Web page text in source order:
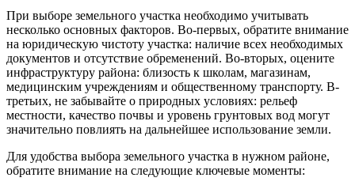
При выборе земельного участка необходимо учитывать
несколько основных факторов. Во-первых, обратите внимание
на юридическую чистоту участка: наличие всех необходимых
документов и отсутствие обременений. Во-вторых, оцените
инфраструктуру района: близость к школам, магазинам,
медицинским учреждениям и общественному транспорту. В-
третьих, не забывайте о природных условиях: рельеф
местности, качество почвы и уровень грунтовых вод могут
значительно повлиять на дальнейшее использование земли.
Для удобства выбора земельного участка в нужном районе,
обратите внимание на следующие ключевые моменты: